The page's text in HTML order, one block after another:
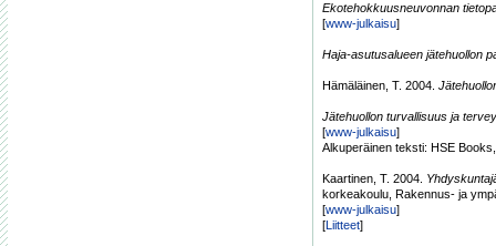
Ekotehokkuusneuvonnan
[www-julkaisu]
Haja-asutusalueen jätehuollon
Hämäläinen, T. 2004.
Jätehuollon turvallisuus ja
[www-julkaisu]
Alkuperäinen teksti: HSE
Kaartinen, T. 2004.
korkeakoulu, Rakennus- ja
[www-julkaisu]
[Liitteet]